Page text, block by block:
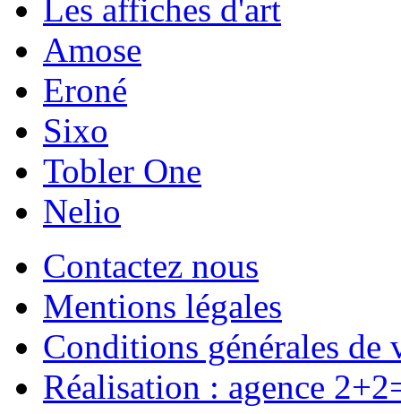
Les affiches d'art
Amose
Eroné
Sixo
Tobler One
Nelio
Contactez nous
Mentions légales
Conditions générales de
Réalisation : agence